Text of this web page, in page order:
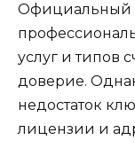
Официальный
услуг и типов
доверие.
недостаток
лицензии и